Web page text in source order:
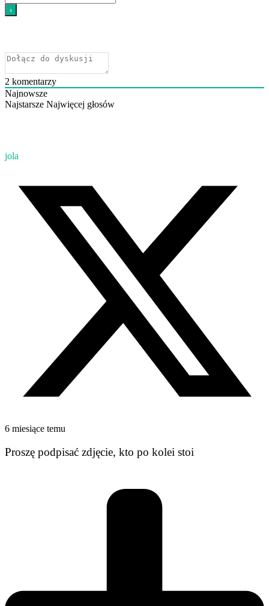
2 komentarzy
Najnowsze
Najstarsze Najwięcej głosów
jola
6 miesiące temu
Proszę podpisać zdjęcie, kto po kolei stoi